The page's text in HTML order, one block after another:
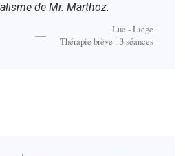
de Mr. Marthoz.
Luc - Liège
Thérapie brève : 3 séances